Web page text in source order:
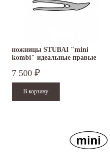
ножницы STUBAI "mini
kombi" идеальные правые
7 500 ₽